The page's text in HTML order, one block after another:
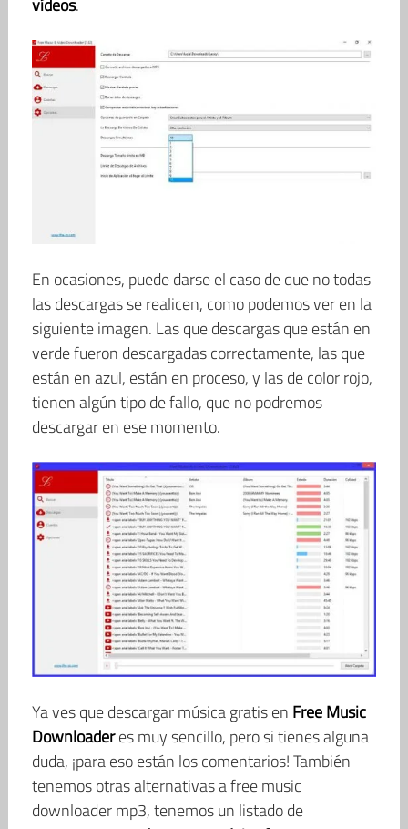
En ocasiones, puede darse el caso de que no todas
las descargas se realicen, como podemos ver en la
siguiente imagen. Las que descargas que están en
verde fueron descargadas correctamente, las que
están en azul, están en proceso, y las de color rojo,
tienen algún tipo de fallo, que no podremos
descargar en ese momento.
Ya ves que descargar música gratis en Free Music
Downloaderes muy sencillo, pero si tienes alguna
duda, ¡para eso están los comentarios! También
tenemos otras alternativas a free music
downloader mp3, tenemos un listado de